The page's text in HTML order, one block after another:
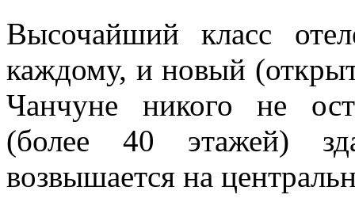
Высочайший класс
каждому, и новый
Чанчуне никого не
(более 40 этажей)
возвышается на